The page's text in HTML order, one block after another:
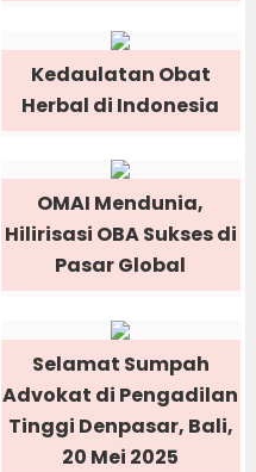
Kedaulatan Obat
Herbal di Indonesia
OMAI Mendunia,
Hilirisasi OBA Sukses di
Pasar Global
Selamat Sumpah
Advokat di Pengadilan
Tinggi Denpasar, Bali,
20 Mei 2025